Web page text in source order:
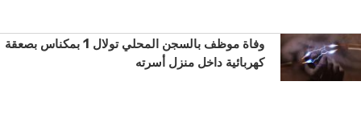
وفاة موظف بالسجن المحلي تولال 1 بمكناس بصعقة
كهربائية داخل منزل أسرته